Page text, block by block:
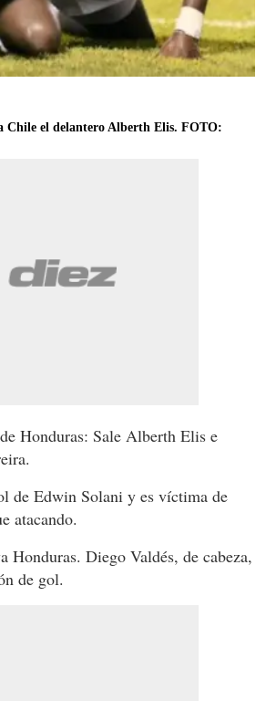
Chile el delantero Alberth Elis. FOTO:
Honduras: Sale Alberth Elis e
de Edwin Solani y es víctima de
atacando.
Honduras. Diego Valdés, de cabeza,
de gol.